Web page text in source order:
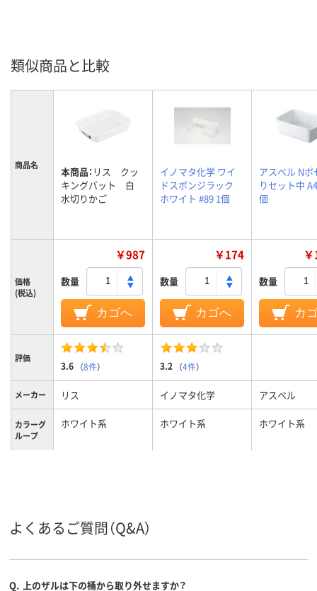
類似商品と比較
商品名 本商品： リス クッ
キングバット 白
水切りかご
イノマタ化学 ワイ
ドスポンジラック
ホワイト #89 1個
アスベル Nポ
りセット中
個
価格
(税込)
￥987
数量
カゴへ
￥174
数量
カゴへ
数量
カ
評価
3.6 （8件） 3.2 （4件）
メーカー リス イノマタ化学 アスベル
カラーグ
ループ
ホワイト系 ホワイト系 ホワイト系
よくあるご質問（Q&A）
Q. 上のザルは下の桶から取り外せますか？